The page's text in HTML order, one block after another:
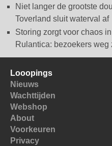
Niet langer de grootste
Toverland sluit waterval af
Storing zorgt voor chaos
Rulantica: bezoekers weg
Looopings
Nieuws
Wachttijden
Webshop
About
Voorkeuren
Privacy